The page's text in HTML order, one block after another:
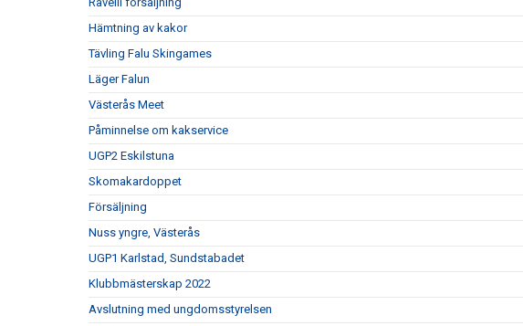
Hämtning av kakor
Tävling Falu Skingames
Läger Falun
Västerås Meet
Påminnelse om kakservice
UGP2 Eskilstuna
Skomakardoppet
Försäljning
Nuss yngre, Västerås
UGP1 Karlstad, Sundstabadet
Klubbmästerskap 2022
Avslutning med ungdomsstyrelsen